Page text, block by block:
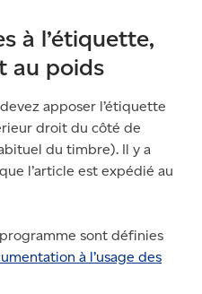
à l’étiquette,
au poids
apposer l’étiquette
droit du côté de
du timbre). Il y a
l’article est expédié au
sont définies
à l’usage des